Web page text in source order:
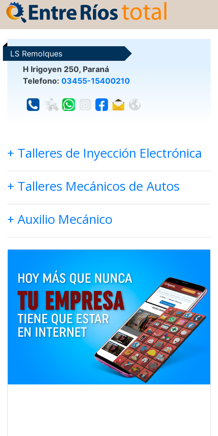
LS Remolques
H Irigoyen 250, Paraná
Telefono: 03455-15400210
+ Talleres de Inyección Electrónica
+ Talleres Mecánicos de Autos
+ Auxilio Mecánico